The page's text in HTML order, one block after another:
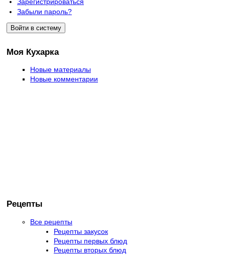
Зарегистрироваться
Забыли пароль?
Моя Кухарка
Новые материалы
Новые комментарии
Рецепты
Все рецепты
Рецепты закусок
Рецепты первых блюд
Рецепты вторых блюд